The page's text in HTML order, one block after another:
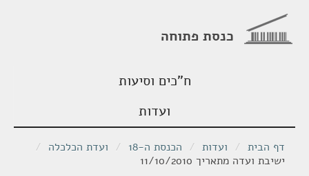
כנסת פתוחה
ח"כים וסיעות
ועדות
דף הבית / ועדות / הכנסת ה-18 / ועדת הכלכלה /
ישיבת ועדה מתאריך 11/10/2010